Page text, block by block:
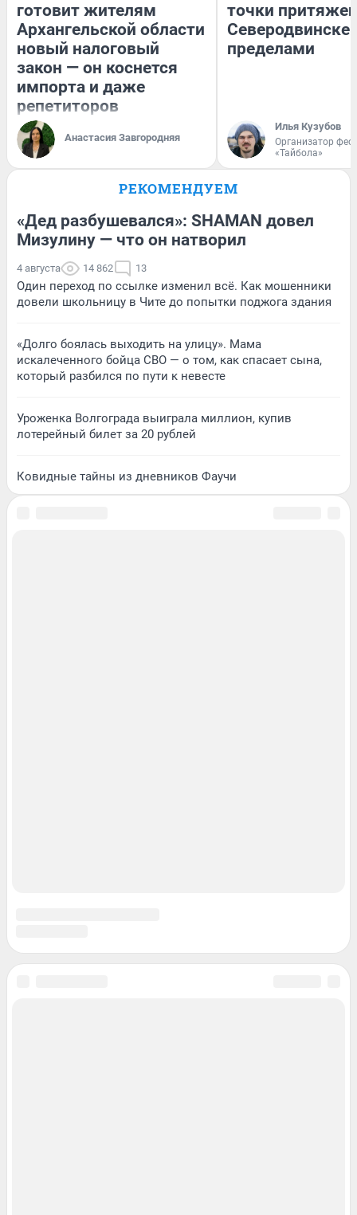
готовит жителям
Архангельской области
новый налоговый
закон — он коснется
импорта и даже
репетиторов
Анастасия Завгородняя
точки
Северодвинске
пределами
Илья Кузубов
Организатор
«Тайбола»
РЕКОМЕНДУЕМ
«Дед разбушевался»: SHAMAN довел
Мизулину — что он натворил
4 августа 14 862 13
Один переход по ссылке изменил всё. Как мошенники
довели школьницу в Чите до попытки поджога здания
«Долго боялась выходить на улицу». Мама
искалеченного бойца СВО — о том, как спасает сына,
который разбился по пути к невесте
Уроженка Волгограда выиграла миллион, купив
лотерейный билет за 20 рублей
Ковидные тайны из дневников Фаучи